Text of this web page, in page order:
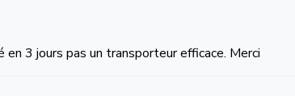
3 jours pas un transporteur efficace. Merci